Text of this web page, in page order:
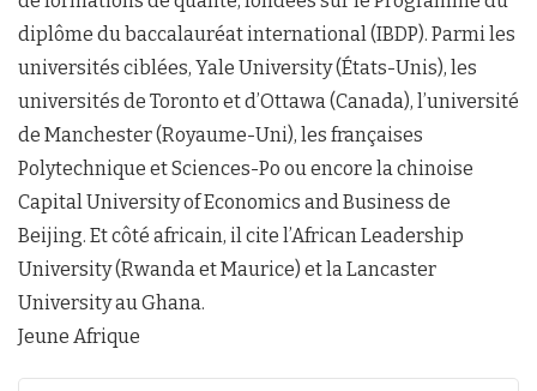
diplôme du baccalauréat international (IBDP). Parmi les
universités ciblées, Yale University (États-Unis), les
universités de Toronto et d’Ottawa (Canada), l’université
de Manchester (Royaume-Uni), les françaises
Polytechnique et Sciences-Po ou encore la chinoise
Capital University of Economics and Business de
Beijing. Et côté africain, il cite l’African Leadership
University (Rwanda et Maurice) et la Lancaster
University au Ghana.
Jeune Afrique